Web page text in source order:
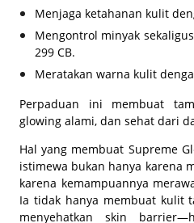
Menjaga ketahanan kulit
Mengontrol minyak
299 CB.
Meratakan warna kulit
Perpaduan ini membuat
glowing alami, dan sehat dari
Hal yang membuat Supreme
istimewa bukan hanya karena
karena kemampuannya
Ia tidak hanya membuat kulit
menyehatkan skin